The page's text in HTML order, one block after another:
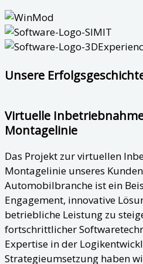
Unsere
Virtuelle
Montagelinie
Das Projekt zur virtuellen
Montagelinie unseres
Automobilbranche ist ein
Engagement, innovative
betriebliche Leistung zu
fortschrittlicher
Expertise in der
Strategieumsetzung haben